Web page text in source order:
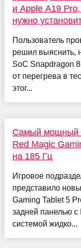
и Apple A19
нужно
Пользователь
решил выяснить,
SoC Snapdragon
от перегрева в
этог...
Самый мощный
Red Magic
на 185 Гц
Игровое
представило
Gaming Tablet 5
задней панелью с
системой жидко...